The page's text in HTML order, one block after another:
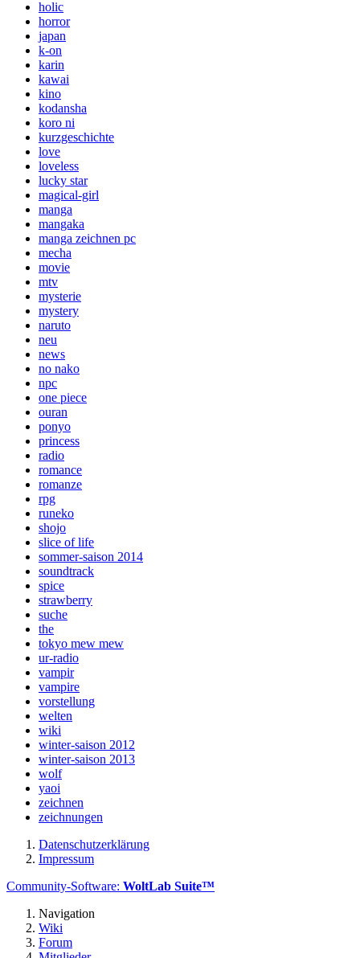
holic
horror
japan
k-on
karin
kawai
kino
kodansha
koro ni
kurzgeschichte
love
loveless
lucky star
magical-girl
manga
mangaka
manga zeichnen pc
mecha
movie
mtv
mysterie
mystery
naruto
neu
news
no nako
npc
one piece
ouran
ponyo
princess
radio
romance
romanze
rpg
runeko
shojo
slice of life
sommer-saison 2014
soundtrack
spice
strawberry
suche
the
tokyo mew mew
ur-radio
vampir
vampire
vorstellung
welten
wiki
winter-saison 2012
winter-saison 2013
wolf
yaoi
zeichnen
zeichnungen
Datenschutzerklärung
Impressum
Community-Software: WoltLab Suite™
Navigation
Wiki
Forum